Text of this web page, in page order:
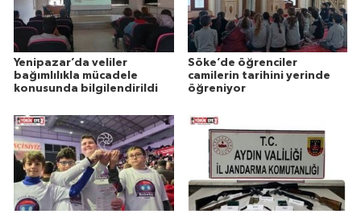
Yenipazar’da veliler
bağımlılıkla mücadele
konusunda bilgilendirildi
Söke’de öğrenciler
camilerin tarihini yerinde
öğreniyor